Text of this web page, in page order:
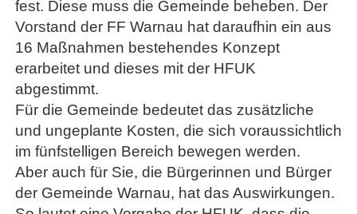
fest. Diese muss die Gemeinde beheben. Der
Vorstand der FF Warnau hat daraufhin ein aus
16 Maßnahmen bestehendes Konzept
erarbeitet und dieses mit der HFUK
abgestimmt.
Für die Gemeinde bedeutet das zusätzliche
und ungeplante Kosten, die sich voraussichtlich
im fünfstelligen Bereich bewegen werden.
Aber auch für Sie, die Bürgerinnen und Bürger
der Gemeinde Warnau, hat das Auswirkungen.